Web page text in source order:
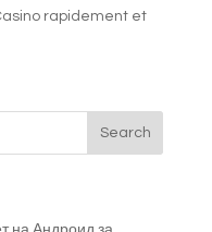
rapidement et